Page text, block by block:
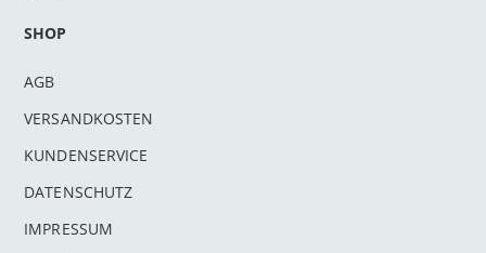
SHOP
AGB
VERSANDKOSTEN
KUNDENSERVICE
DATENSCHUTZ
IMPRESSUM